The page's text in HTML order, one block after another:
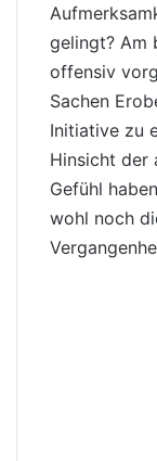
gelingt? Am
offensiv
Sachen
Initiative zu
Hinsicht der
Gefühl
wohl noch